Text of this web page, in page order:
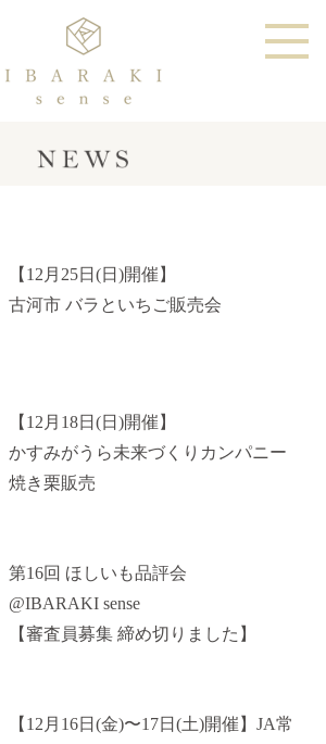
【12月25日(日)開催】
古河市 バラといちご販売会
【12月18日(日)開催】
かすみがうら未来づくりカンパニー
焼き栗販売
第16回 ほしいも品評会
@IBARAKI sense
【審査員募集 締め切りました】
【12月16日(金)〜17日(土)開催】JA常